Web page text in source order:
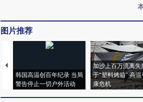
图片推荐
韩国高温创百年纪录 当局
警告停止一切户外活动
加沙上百万流离失
于“塑料烤箱” 高
康危机